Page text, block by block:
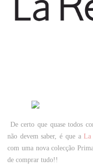
De certo que quase todos
não devem saber, é que aLa
com uma nova colecção
de comprar tudo!!